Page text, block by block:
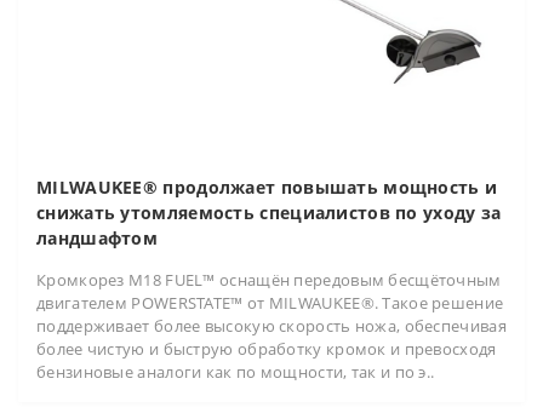
MILWAUKEE® продолжает повышать мощность и
снижать утомляемость специалистов по уходу за
ландшафтом
Кромкорез M18 FUEL™ оснащён передовым бесщёточным
двигателем POWERSTATE™ от MILWAUKEE®. Такое решение
поддерживает более высокую скорость ножа, обеспечивая
более чистую и быструю обработку кромок и превосходя
бензиновые аналоги как по мощности, так и по э..